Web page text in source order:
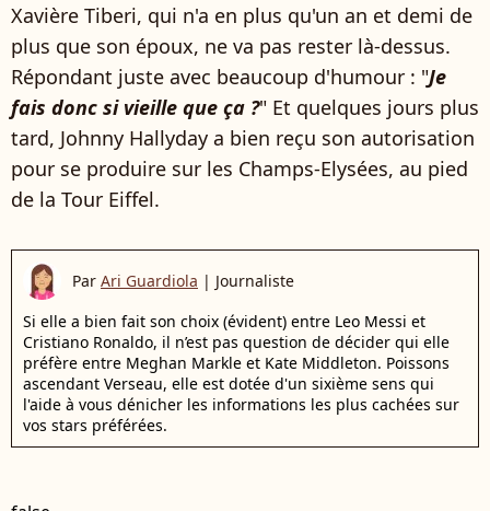
Xavière Tiberi, qui n'a en plus qu'un an et demi de
plus que son époux, ne va pas rester là-dessus.
Répondant juste avec beaucoup d'humour : "Je
fais donc si vieille que ça ?" Et quelques jours plus
tard, Johnny Hallyday a bien reçu son autorisation
pour se produire sur les Champs-Elysées, au pied
de la Tour Eiffel.
Par Ari Guardiola | Journaliste
Si elle a bien fait son choix (évident) entre Leo Messi et
Cristiano Ronaldo, il n’est pas question de décider qui elle
préfère entre Meghan Markle et Kate Middleton. Poissons
ascendant Verseau, elle est dotée d'un sixième sens qui
l'aide à vous dénicher les informations les plus cachées sur
vos stars préférées.